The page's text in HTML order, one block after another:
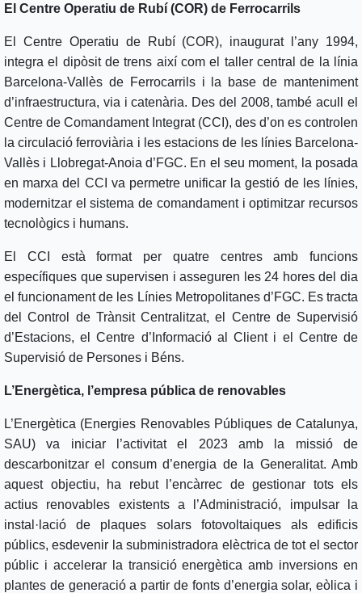
El Centre Operatiu de Rubí (COR) de Ferrocarrils
El Centre Operatiu de Rubí (COR), inaugurat l’any 1994,
integra el dipòsit de trens així com el taller central de la línia
Barcelona-Vallès de Ferrocarrils i la base de manteniment
d’infraestructura, via i catenària. Des del 2008, també acull el
Centre de Comandament Integrat (CCI), des d’on es controlen
la circulació ferroviària i les estacions de les línies Barcelona-
Vallès i Llobregat-Anoia d’FGC. En el seu moment, la posada
en marxa del CCI va permetre unificar la gestió de les línies,
modernitzar el sistema de comandament i optimitzar recursos
tecnològics i humans.
El CCI està format per quatre centres amb funcions
específiques que supervisen i asseguren les 24 hores del dia
el funcionament de les Línies Metropolitanes d’FGC. Es tracta
del Control de Trànsit Centralitzat, el Centre de Supervisió
d’Estacions, el Centre d’Informació al Client i el Centre de
Supervisió de Persones i Béns.
L’Energètica, l’empresa pública de renovables
L’Energètica (Energies Renovables Públiques de Catalunya,
SAU) va iniciar l’activitat el 2023 amb la missió de
descarbonitzar el consum d’energia de la Generalitat. Amb
aquest objectiu, ha rebut l’encàrrec de gestionar tots els
actius renovables existents a l’Administració, impulsar la
instal·lació de plaques solars fotovoltaiques als edificis
públics, esdevenir la subministradora elèctrica de tot el sector
públic i accelerar la transició energètica amb inversions en
plantes de generació a partir de fonts d’energia solar, eòlica i